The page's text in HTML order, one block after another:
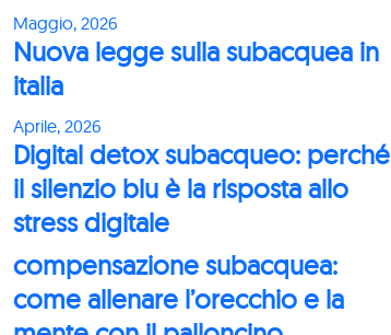
Maggio, 2026
Nuova legge sulla subacquea in
italia
Aprile, 2026
Digital detox subacqueo: perché
il silenzio blu è la risposta allo
stress digitale
compensazione subacquea:
come allenare l’orecchio e la